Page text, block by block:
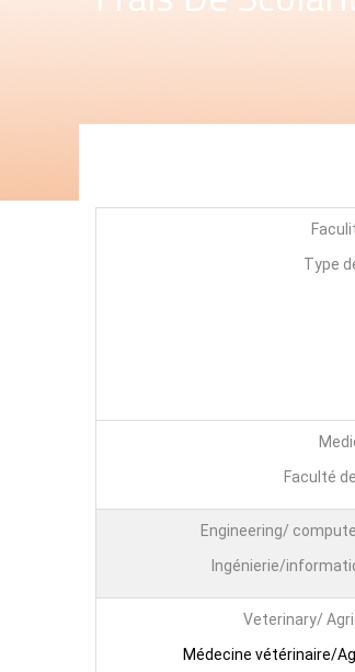
Type
Faculté
Engineering/
Ingénierie/
Veterinary/
Médecine vétérinaire/